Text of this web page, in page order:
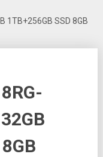
1TB+256GB SSD 8GB